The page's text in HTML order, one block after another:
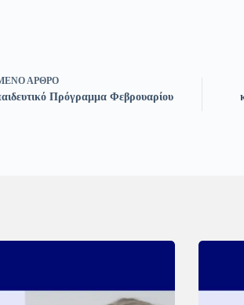
ΆΡΘΡΟ
Πρόγραμμα Φεβρουαρίου